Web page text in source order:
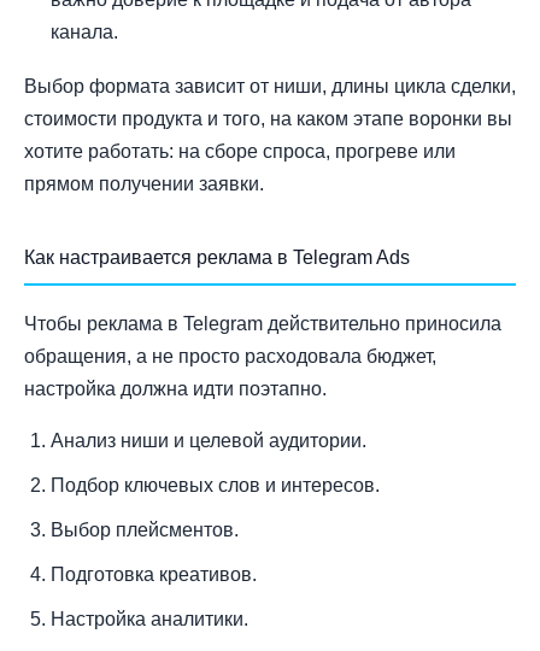
канала.
Выбор формата зависит от ниши, длины цикла сделки,
стоимости продукта и того, на каком этапе воронки вы
хотите работать: на сборе спроса, прогреве или
прямом получении заявки.
Как настраивается реклама в Telegram Ads
Чтобы реклама в Telegram действительно приносила
обращения, а не просто расходовала бюджет,
настройка должна идти поэтапно.
Анализ ниши и целевой аудитории.
Подбор ключевых слов и интересов.
Выбор плейсментов.
Подготовка креативов.
Настройка аналитики.